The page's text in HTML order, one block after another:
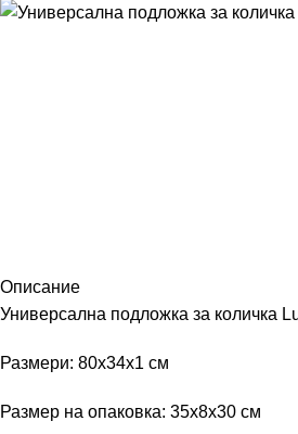
Описание
Универсална подложка за количка
Размери: 80x34x1 см
Размер на опаковка: 35x8x30 см